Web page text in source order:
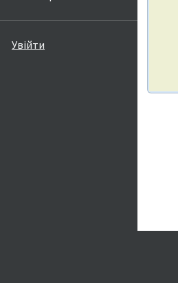
Увійти